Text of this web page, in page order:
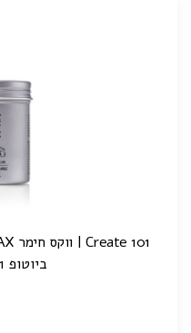
Create 101 | ווקס חימר CLAY WAX בגימור מט | 100 מ"ל
ביוטופ CREATE 101